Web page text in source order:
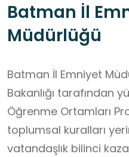
Batman İl
Müdürlüğü
Batman İl Emniyet
Bakanlığı tarafından
Öğrenme Ortamları
toplumsal kuralları
vatandaşlık bilinci